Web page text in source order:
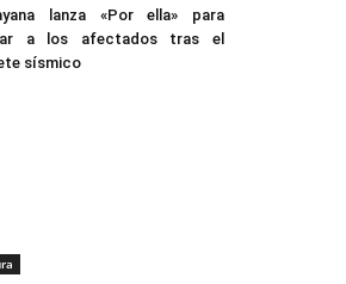
lanza «Por ella» para
a los afectados tras el
sísmico